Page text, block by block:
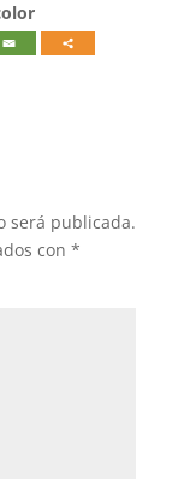
será publicada.
con *